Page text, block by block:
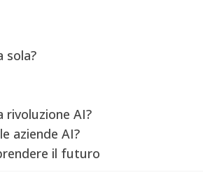
sola?
rivoluzione AI?
aziende AI?
il futuro